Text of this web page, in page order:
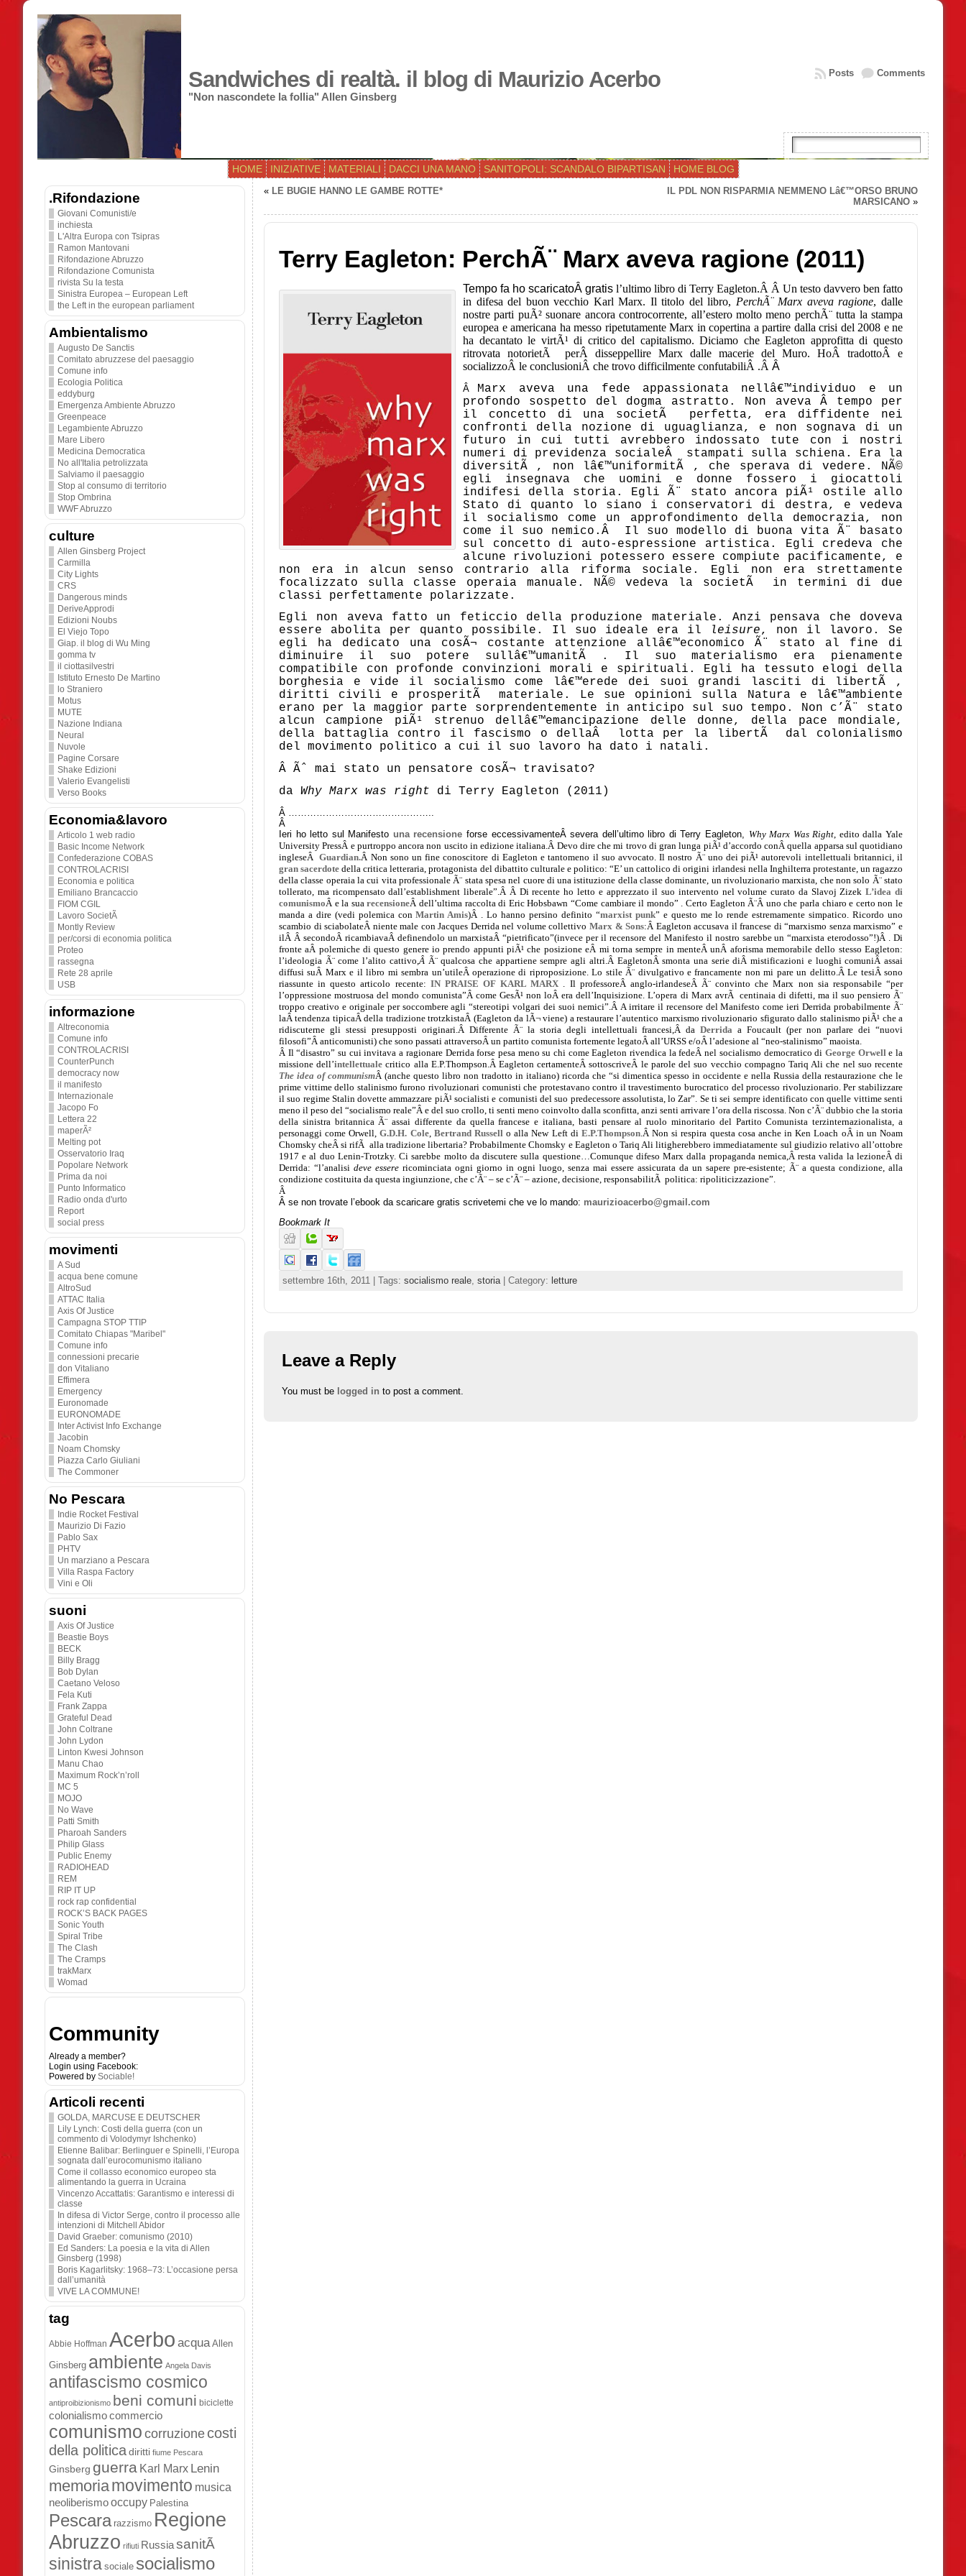
Sandwiches di realtà. il blog di Maurizio Acerbo
"Non nascondete la follia" Allen Ginsberg
Comments
Posts
HOME INIZIATIVE MATERIALI DACCI UNA MANO SANITOPOLI: SCANDALO BIPARTISAN HOME BLOG
.Rifondazione
Giovani Comunisti/e
inchiesta
L'Altra Europa con Tsipras
Ramon Mantovani
Rifondazione Abruzzo
Rifondazione Comunista
rivista Su la testa
Sinistra Europea – European Left
the Left in the european parliament
Ambientalismo
Augusto De Sanctis
Comitato abruzzese del paesaggio
Comune info
Ecologia Politica
eddyburg
Emergenza Ambiente Abruzzo
Greenpeace
Legambiente Abruzzo
Mare Libero
Medicina Democratica
No all'Italia petrolizzata
Salviamo il paesaggio
Stop al consumo di territorio
Stop Ombrina
WWF Abruzzo
culture
Allen Ginsberg Project
Carmilla
City Lights
CRS
Dangerous minds
DeriveApprodi
Edizioni Noubs
El Viejo Topo
Giap. il blog di Wu Ming
gomma tv
il ciottasilvestri
Istituto Ernesto De Martino
lo Straniero
Motus
MUTE
Nazione Indiana
Neural
Nuvole
Pagine Corsare
Shake Edizioni
Valerio Evangelisti
Verso Books
Economia&lavoro
Articolo 1 web radio
Basic Income Network
Confederazione COBAS
CONTROLACRISI
Economia e politica
Emiliano Brancaccio
FIOM CGIL
Lavoro SocietÃ
Montly Review
per/corsi di economia politica
Proteo
rassegna
Rete 28 aprile
USB
informazione
Altreconomia
Comune info
CONTROLACRISI
CounterPunch
democracy now
il manifesto
Internazionale
Jacopo Fo
Lettera 22
maperÃ²
Melting pot
Osservatorio Iraq
Popolare Network
Prima da noi
Punto Informatico
Radio onda d'urto
Report
social press
movimenti
A Sud
acqua bene comune
AltroSud
ATTAC Italia
Axis Of Justice
Campagna STOP TTIP
Comitato Chiapas "Maribel"
Comune info
connessioni precarie
don Vitaliano
Effimera
Emergency
Euronomade
EURONOMADE
Inter Activist Info Exchange
Jacobin
Noam Chomsky
Piazza Carlo Giuliani
The Commoner
No Pescara
Indie Rocket Festival
Maurizio Di Fazio
Pablo Sax
PHTV
Un marziano a Pescara
Villa Raspa Factory
Vini e Oli
suoni
Axis Of Justice
Beastie Boys
BECK
Billy Bragg
Bob Dylan
Caetano Veloso
Fela Kuti
Frank Zappa
Grateful Dead
John Coltrane
John Lydon
Linton Kwesi Johnson
Manu Chao
Maximum Rock’n’roll
MC 5
MOJO
No Wave
Patti Smith
Pharoah Sanders
Philip Glass
Public Enemy
RADIOHEAD
REM
RIP IT UP
rock rap confidential
ROCK’S BACK PAGES
Sonic Youth
Spiral Tribe
The Clash
The Cramps
trakMarx
Womad
Community
Already a member?
Login using Facebook:
Powered by Sociable!
Articoli recenti
GOLDA, MARCUSE E DEUTSCHER
Lily Lynch: Costi della guerra (con un
commento di Volodymyr Ishchenko)
Etienne Balibar: Berlinguer e Spinelli, l’Europa
sognata dall’eurocomunismo italiano
Come il collasso economico europeo sta
alimentando la guerra in Ucraina
Vincenzo Accattatis: Garantismo e interessi di
classe
In difesa di Victor Serge, contro il processo alle
intenzioni di Mitchell Abidor
David Graeber: comunismo (2010)
Ed Sanders: La poesia e la vita di Allen
Ginsberg (1998)
Boris Kagarlitsky: 1968–73: L’occasione persa
dall’umanità
VIVE LA COMMUNE!
tag
Abbie Hoffman Acerbo acqua Allen
Ginsberg ambiente Angela Davis
antifascismo cosmico
antiproibizionismo beni comuni biciclette
colonialismocommercio
comunismocorruzionecosti
della politicadiritti fiume Pescara
Ginsberg guerra Karl Marx Lenin
memoriamovimento musica
neoliberismooccupy Palestina
Pescara razzismo Regione
Abruzzo rifiuti RussiasanitÃ
sinistra sociale socialismo
« LE BUGIE HANNO LE GAMBE ROTTE*
IL PDL NON RISPARMIA NEMMENO Lâ€™ORSO BRUNO
MARSICANO »
Terry Eagleton: PerchÃ¨ Marx aveva ragione (2011)
Tempo fa ho scaricatoÂ gratis l’ultimo libro di Terry Eagleton.Â Â Un testo davvero ben fatto
in difesa del buon vecchio Karl Marx. Il titolo del libro, PerchÃ¨ Marx aveva ragione, dalle
nostre parti puÃ² suonare ancora controcorrente, all’estero molto meno perchÃ¨ tutta la stampa
europea e americana ha messo ripetutamente Marx in copertina a partire dalla crisi del 2008 e ne
ha decantato le virtÃ¹ di critico del capitalismo. Diciamo che Eagleton approfitta di questo
ritrovata notorietÃ perÂ disseppellire Marx dalle macerie del Muro. HoÂ tradottoÂ e
socializzoÂ le conclusioniÂ che trovo difficilmente confutabiliÂ .Â Â
Â
Marx aveva una fede appassionata nellâ€™individuo e un
profondo sospetto del dogma astratto. Non aveva Â tempo per
il concetto di una societÃ perfetta, era diffidente nei
confronti della nozione di uguaglianza, e non sognava di un
futuro in cui tutti avrebbero indossato tute con i nostri
numeri di previdenza socialeÂ stampati sulla schiena. Era la
diversitÃ , non lâ€™uniformitÃ , che sperava di vedere. NÃ©
egli insegnava che uomini e donne fossero i giocattoli
indifesi della storia.
Egli Ã¨ stato ancora piÃ¹ ostile allo
Stato di quanto lo siano i conservatori di destra, e vedeva
il socialismo come un approfondimento della democrazia, non
come il suo nemico.Â Il suo modello di buona vita Ã¨ basato
sul concetto di auto-espressione artistica. Egli credeva che
alcune rivoluzioni potessero essere compiute pacificamente, e
non era in alcun senso contrario alla riforma sociale. Egli non era strettamente
focalizzato sulla classe operaia manuale. NÃ© vedeva la societÃ in termini di due
classi perfettamente polarizzate.
Egli non aveva fatto un feticcio della produzione materiale. Anzi pensava che doveva
essere abolita per quanto possibile. Il suo ideale era il
leisure, non il lavoro. Se
egli ha dedicato una cosÃ¬ costante attenzione allâ€™economico Ã¨ stato al fine di
diminuire il suo potere sullâ€™umanitÃ . Il suo materialismo era pienamente
compatibile con profonde convinzioni morali e spirituali. Egli ha tessuto elogi della
borghesia e vide il socialismo come lâ€™erede dei suoi grandi lasciti di libertÃ ,
diritti civili e prosperitÃ materiale. Le sue opinioni sulla Natura e lâ€™ambiente
erano per la maggior parte sorprendentemente in anticipo sul suo tempo. Non c’Ã¨ stato
alcun campione piÃ¹ strenuo dellâ€™emancipazione delle donne, della pace mondiale,
della battaglia contro il fascismo o dellaÂ lotta per la libertÃ dal colonialismo
del movimento politico a cui il suo lavoro ha dato i natali.
Â Ãˆ mai stato un pensatore cosÃ¬ travisato?
da Why Marx was right di Terry Eagleton (2011)
Â ………………………………………..
Â
Ieri ho letto sul Manifesto una recensione forse eccessivamenteÂ severa dell’ultimo libro di Terry Eagleton, Why Marx Was Right , edito dalla Yale
University PressÂ e purtroppo ancora non uscito in edizione italiana.Â Devo dire che mi trovo di gran lunga piÃ¹ d’accordo conÂ quella apparsa sul quotidiano
ingleseÂGuardian.Â Non sono un fine conoscitore di Eagleton e tantomeno il suo avvocato. Il nostro Ã¨ uno dei piÃ¹ autorevoli intellettuali britannici, il
gran sacerdotedella critica letteraria, protagonista del dibattito culturale e politico: “E’ un cattolico di origini irlandesi nella Inghilterra protestante, un ragazzo
della classe operaia la cui vita professionale Ã¨ stata spesa nel cuore di una istituzione della classe dominante, un rivoluzionario marxista, che non solo Ã¨ stato
tollerato, ma ricompensato dall’establishment liberale”.Â Â Di recente ho letto e apprezzato il suo intervento nel volume curato da Slavoj ZizekL’idea di
comunismoÂ e la suarecensioneÂ dell’ultima raccolta di Eric Hobsbawn “Come cambiare il mondo” . Certo Eagleton Ã¨Â uno che parla chiaro e certo non le
manda a dire (vedi polemica conMartin Amis)Â . Lo hanno persino definito “marxist punk” e questo me lo rende estremamente simpatico. Ricordo uno
scambio di sciabolateÂ niente male con Jacques Derrida nel volume collettivo Marx & Sons:Â Eagleton accusava il francese di “marxismo senza marxismo” e
ilÂ Â secondoÂ ricambiavaÂ definendolo un marxistaÂ“pietrificato”(invece per il recensore del Manifesto il nostro sarebbe un “marxista eterodosso”!)Â . Di
fronte aÂ polemiche di questo genere io prendo appunti piÃ¹ che posizione eÂ mi torna sempre in menteÂ unÂ aforisma memorabile dello stesso Eagleton:
l’ideologia Ã¨ come l’alito cattivo, Â Ã¨ qualcosa che appartiene sempre agli altri.Â EagletonÂ smonta una serie diÂ mistificazioni e luoghi comuniÂ assai
diffusi suÂ Marx e il libro mi sembra un’utileÂ operazione di riproposizione. Lo stile Ã¨ divulgativo e francamente non mi pare un delitto.ÂLe tesiÂ sono
riassunte in questo articolo recente: IN PRAISE OF KARL MARX
Il professoreÂ anglo-irlandeseÂ Ã¨ convinto che Marx non sia responsabile “per
l’oppressione mostruosa del mondo comunista”Â come GesÃ¹ non loÂ era dell’Inquisizione. L’opera di Marx avrÃ centinaia di difetti, ma il suo pensiero Ã¨
troppo creativo e originale per soccombere agli “stereotipi volgari dei suoi nemici”.Â A irritare il recensore del Manifesto come ieri Derrida probabilmente Ã¨
laÂtendenza tipicaÂdella tradizione trotzkistaÂ (Eagleton da lÃ¬ viene) a restaurare l’autentico marxismo rivoluzionario sfigurato dallo stalinismo piÃ¹ che a
ridiscuterne gli stessi presupposti originari.Â Differente Ã¨ la storia degli intellettuali francesi,ÂdaDerrida a Foucault (per non parlare dei “nuovi
filosofi”Â anticomunisti) che sono passati attraversoÂ un partito comunista fortemente legatoÂ all’URSS e/oÂ l’adesione al “neo-stalinismo” maoista.
Â Il “disastro” su cui invitava a ragionare Derrida forse pesa meno su chi come Eagleton rivendica la fedeÂ nel socialismo democratico di George Orwell e la
missione dell’intellettuale critico alla E.P.Thompson.Â Eagleton certamenteÂ sottoscriveÂ le parole del suo vecchio compagno Tariq Ali che nel suo recente
The idea of communismÂ (anche questo libro non tradotto in italiano) ricorda che “si dimentica spesso in occidente e nella Russia della restaurazione che le
prime vittime dello stalinismo furono rivoluzionari comunisti che protestavano contro il travestimento burocratico del processo rivoluzionario. Per stabilizzare
il suo regime Stalin dovette ammazzare piÃ¹ socialisti e comunisti del suo predecessore assolutista, lo Zar”. Se ti sei sempre identificato con quelle vittime senti
meno il peso del “socialismo reale”Â e del suo crollo, ti senti meno coinvolto dalla sconfitta, anzi senti arrivare l’ora della riscossa. Non c’Ã¨ dubbio che la storia
della sinistra britannica Ã¨ assai differente da quella francese e italiana, basti pensare al ruolo minoritario del Partito Comunista terzinternazionalista, a
personaggi come Orwell,G.D.H. Cole, Bertrand Russello alla New Left di E.P.Thompson.ÂNon si respira questa cosa anche in Ken Loach oÂ in unNoam
Chomsky cheÂ si rifÃ alla tradizione libertaria? Probabilmente Chomsky e Eagleton o Tariq Ali litigherebbero immediatamente sul giudizio relativo all’ottobre
1917 e al duo Lenin-Trotzky.Ci sarebbe molto da discutere sulla questione…Comunque difeso Marx dalla propaganda nemica,Â resta valida la lezioneÂdi
Derrida: “l’analisi deve essere ricominciata ogni giorno in ogni luogo, senza mai essere assicurata da un sapere pre-esistente; Ã¨ a questa condizione, alla
condizione costituita da questa ingiunzione, che c’Ã¨ – se c’Ã¨ – azione, decisione, responsabilitÃ politica: ripoliticizzazione”.
Â
Â se non trovate l’ebook da scaricare gratis scrivetemi che ve lo mando: maurizioacerbo@gmail.com
Bookmark It
settembre 16th, 2011 | Tags: socialismo reale storia | Category: letture
Leave a Reply
You must be logged in to post a comment.